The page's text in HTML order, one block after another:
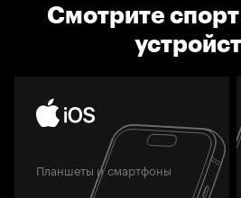
Смотрите
Планшеты и смартфоны